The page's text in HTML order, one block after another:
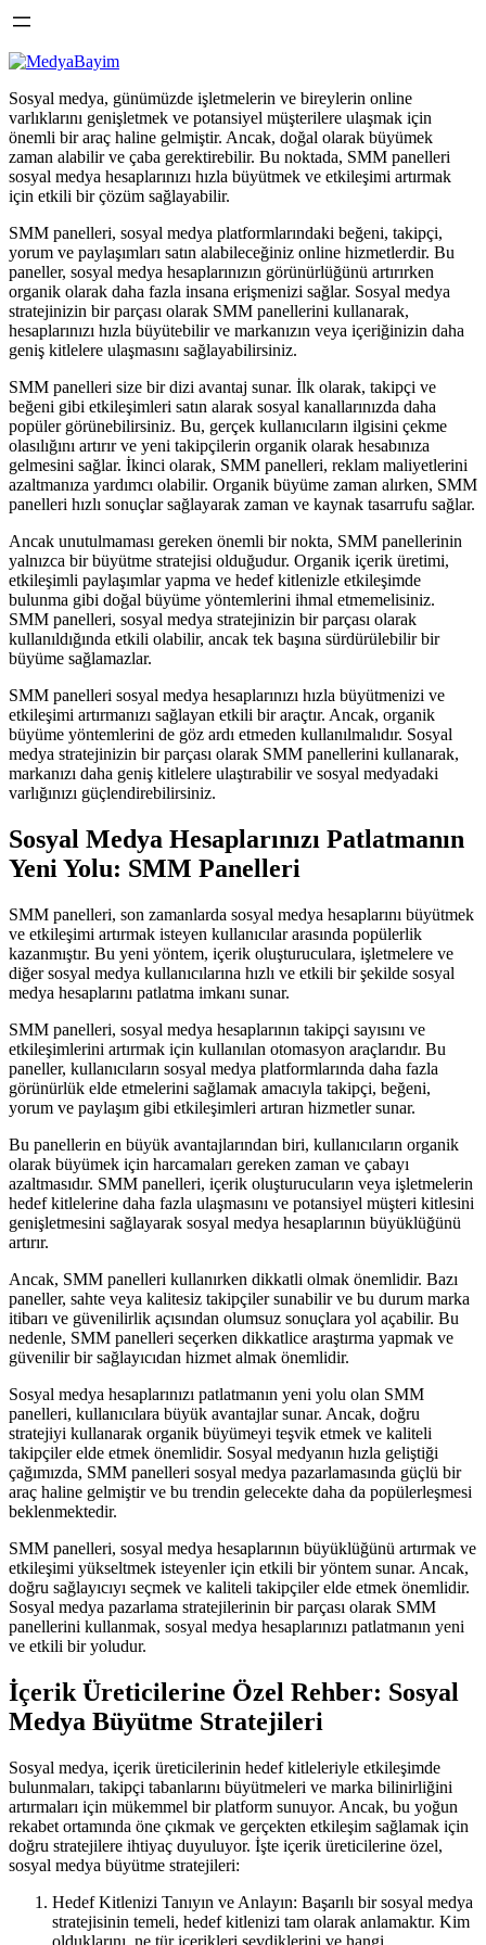
Sosyal medya, günümüzde işletmelerin ve bireylerin online
varlıklarını genişletmek ve potansiyel müşterilere ulaşmak için
önemli bir araç haline gelmiştir. Ancak, doğal olarak büyümek
zaman alabilir ve çaba gerektirebilir. Bu noktada, SMM panelleri
sosyal medya hesaplarınızı hızla büyütmek ve etkileşimi artırmak
için etkili bir çözüm sağlayabilir.
SMM panelleri, sosyal medya platformlarındaki beğeni, takipçi,
yorum ve paylaşımları satın alabileceğiniz online hizmetlerdir. Bu
paneller, sosyal medya hesaplarınızın görünürlüğünü artırırken
organik olarak daha fazla insana erişmenizi sağlar. Sosyal medya
stratejinizin bir parçası olarak SMM panellerini kullanarak,
hesaplarınızı hızla büyütebilir ve markanızın veya içeriğinizin daha
geniş kitlelere ulaşmasını sağlayabilirsiniz.
SMM panelleri size bir dizi avantaj sunar. İlk olarak, takipçi ve
beğeni gibi etkileşimleri satın alarak sosyal kanallarınızda daha
popüler görünebilirsiniz. Bu, gerçek kullanıcıların ilgisini çekme
olasılığını artırır ve yeni takipçilerin organik olarak hesabınıza
gelmesini sağlar. İkinci olarak, SMM panelleri, reklam maliyetlerini
azaltmanıza yardımcı olabilir. Organik büyüme zaman alırken, SMM
panelleri hızlı sonuçlar sağlayarak zaman ve kaynak tasarrufu sağlar.
Ancak unutulmaması gereken önemli bir nokta, SMM panellerinin
yalnızca bir büyütme stratejisi olduğudur. Organik içerik üretimi,
etkileşimli paylaşımlar yapma ve hedef kitlenizle etkileşimde
bulunma gibi doğal büyüme yöntemlerini ihmal etmemelisiniz.
SMM panelleri, sosyal medya stratejinizin bir parçası olarak
kullanıldığında etkili olabilir, ancak tek başına sürdürülebilir bir
büyüme sağlamazlar.
SMM panelleri sosyal medya hesaplarınızı hızla büyütmenizi ve
etkileşimi artırmanızı sağlayan etkili bir araçtır. Ancak, organik
büyüme yöntemlerini de göz ardı etmeden kullanılmalıdır. Sosyal
medya stratejinizin bir parçası olarak SMM panellerini kullanarak,
markanızı daha geniş kitlelere ulaştırabilir ve sosyal medyadaki
varlığınızı güçlendirebilirsiniz.
Sosyal Medya Hesaplarınızı Patlatmanın
Yeni Yolu: SMM Panelleri
SMM panelleri, son zamanlarda sosyal medya hesaplarını büyütmek
ve etkileşimi artırmak isteyen kullanıcılar arasında popülerlik
kazanmıştır. Bu yeni yöntem, içerik oluşturuculara, işletmelere ve
diğer sosyal medya kullanıcılarına hızlı ve etkili bir şekilde sosyal
medya hesaplarını patlatma imkanı sunar.
SMM panelleri, sosyal medya hesaplarının takipçi sayısını ve
etkileşimlerini artırmak için kullanılan otomasyon araçlarıdır. Bu
paneller, kullanıcıların sosyal medya platformlarında daha fazla
görünürlük elde etmelerini sağlamak amacıyla takipçi, beğeni,
yorum ve paylaşım gibi etkileşimleri artıran hizmetler sunar.
Bu panellerin en büyük avantajlarından biri, kullanıcıların organik
olarak büyümek için harcamaları gereken zaman ve çabayı
azaltmasıdır. SMM panelleri, içerik oluşturucuların veya işletmelerin
hedef kitlelerine daha fazla ulaşmasını ve potansiyel müşteri kitlesini
genişletmesini sağlayarak sosyal medya hesaplarının büyüklüğünü
artırır.
Ancak, SMM panelleri kullanırken dikkatli olmak önemlidir. Bazı
paneller, sahte veya kalitesiz takipçiler sunabilir ve bu durum marka
itibarı ve güvenilirlik açısından olumsuz sonuçlara yol açabilir. Bu
nedenle, SMM panelleri seçerken dikkatlice araştırma yapmak ve
güvenilir bir sağlayıcıdan hizmet almak önemlidir.
Sosyal medya hesaplarınızı patlatmanın yeni yolu olan SMM
panelleri, kullanıcılara büyük avantajlar sunar. Ancak, doğru
stratejiyi kullanarak organik büyümeyi teşvik etmek ve kaliteli
takipçiler elde etmek önemlidir. Sosyal medyanın hızla geliştiği
çağımızda, SMM panelleri sosyal medya pazarlamasında güçlü bir
araç haline gelmiştir ve bu trendin gelecekte daha da popülerleşmesi
beklenmektedir.
SMM panelleri, sosyal medya hesaplarının büyüklüğünü artırmak ve
etkileşimi yükseltmek isteyenler için etkili bir yöntem sunar. Ancak,
doğru sağlayıcıyı seçmek ve kaliteli takipçiler elde etmek önemlidir.
Sosyal medya pazarlama stratejilerinin bir parçası olarak SMM
panellerini kullanmak, sosyal medya hesaplarınızı patlatmanın yeni
ve etkili bir yoludur.
İçerik Üreticilerine Özel Rehber: Sosyal
Medya Büyütme Stratejileri
Sosyal medya, içerik üreticilerinin hedef kitleleriyle etkileşimde
bulunmaları, takipçi tabanlarını büyütmeleri ve marka bilinirliğini
artırmaları için mükemmel bir platform sunuyor. Ancak, bu yoğun
rekabet ortamında öne çıkmak ve gerçekten etkileşim sağlamak için
doğru stratejilere ihtiyaç duyuluyor. İşte içerik üreticilerine özel,
sosyal medya büyütme stratejileri:
Hedef Kitlenizi Tanıyın ve Anlayın: Başarılı bir sosyal medya
stratejisinin temeli, hedef kitlenizi tam olarak anlamaktır. Kim
olduklarını, ne tür içerikleri sevdiklerini ve hangi